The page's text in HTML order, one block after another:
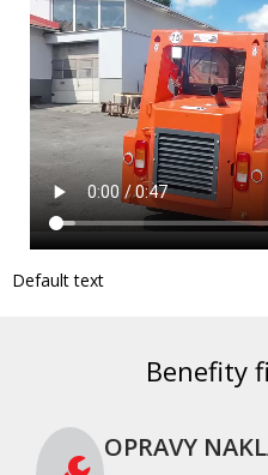
Default text
Benefity
OPRAVY